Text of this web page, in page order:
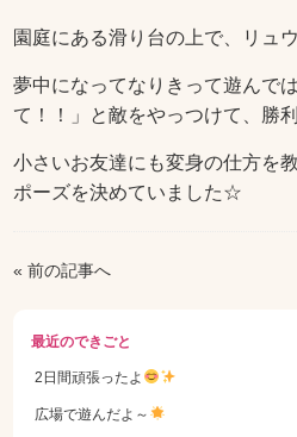
園庭にある滑り台の上で、リュ
夢中になってなりきって遊んで
て！！」と敵をやっつけて、勝
小さいお友達にも変身の仕方を
ポーズを決めていました☆
« 前の記事へ
最近のできごと
2日間頑張ったよ
広場で遊んだよ～